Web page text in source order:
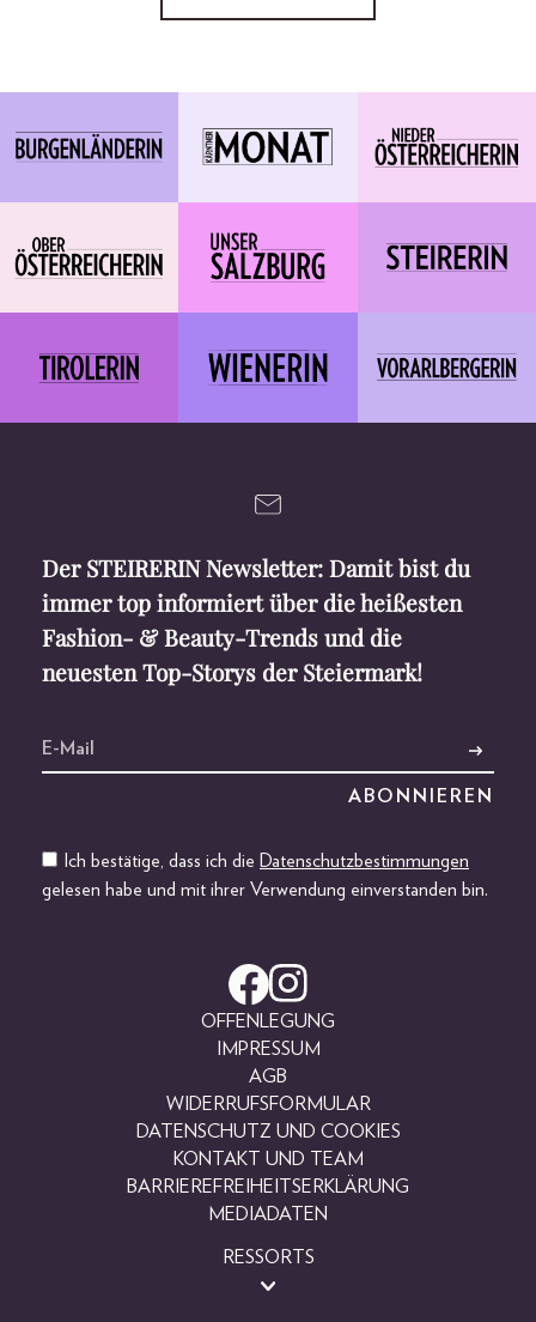
Der STEIRERIN Newsletter: Damit bist du
immer top informiert über die heißesten
Fashion- & Beauty-Trends und die
neuesten Top-Storys der Steiermark!
Ich bestätige, dass ich die Datenschutzbestimmungen
gelesen habe und mit ihrer Verwendung einverstanden bin.
OFFENLEGUNG
IMPRESSUM
AGB
WIDERRUFSFORMULAR
DATENSCHUTZ UND COOKIES
KONTAKT UND TEAM
BARRIEREFREIHEITSERKLÄRUNG
MEDIADATEN
RESSORTS